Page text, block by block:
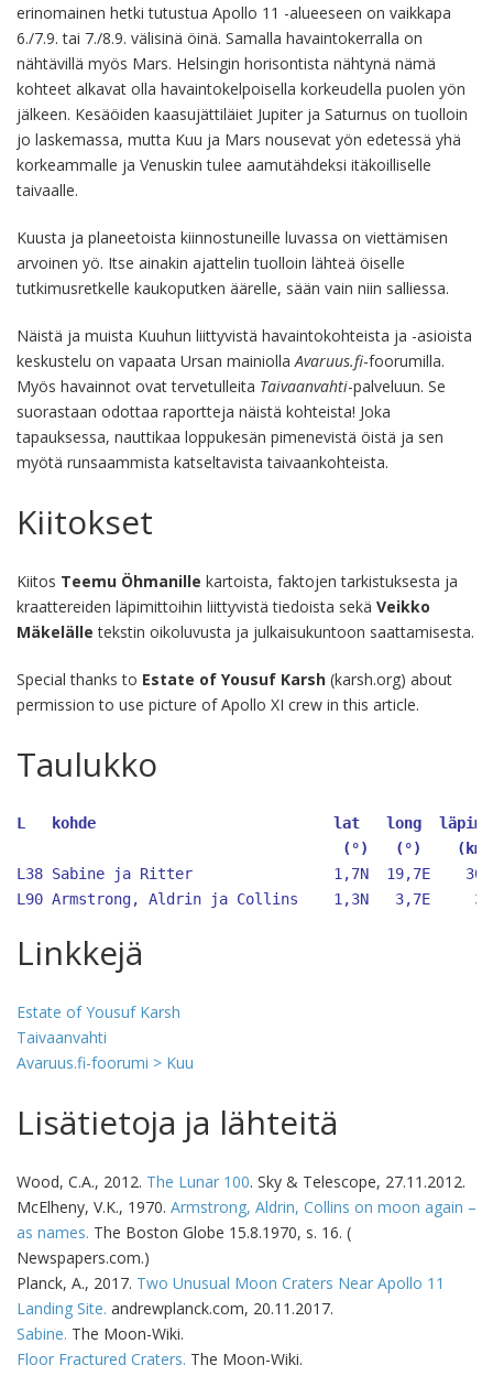
erinomainen hetki tutustua Apollo 11 -alueeseen on vaikkapa
6./7.9. tai 7./8.9. välisinä öinä. Samalla havaintokerralla on
nähtävillä myös Mars. Helsingin horisontista nähtynä nämä
kohteet alkavat olla havaintokelpoisella korkeudella puolen yön
jälkeen. Kesäöiden kaasujättiläiet Jupiter ja Saturnus on tuolloin
jo laskemassa, mutta Kuu ja Mars nousevat yön edetessä yhä
korkeammalle ja Venuskin tulee aamutähdeksi itäkoilliselle
taivaalle.
Kuusta ja planeetoista kiinnostuneille luvassa on viettämisen
arvoinen yö. Itse ainakin ajattelin tuolloin lähteä öiselle
tutkimusretkelle kaukoputken äärelle, sään vain niin salliessa.
Näistä ja muista Kuuhun liittyvistä havaintokohteista ja -asioista
keskustelu on vapaata Ursan mainiolla Avaruus.fi-foorumilla.
Myös havainnot ovat tervetulleita Taivaanvahti-palveluun. Se
suorastaan odottaa raportteja näistä kohteista! Joka
tapauksessa, nauttikaa loppukesän pimenevistä öistä ja sen
myötä runsaammista katseltavista taivaankohteista.
Kiitokset
Kiitos Teemu Öhmanille kartoista, faktojen tarkistuksesta ja
kraattereiden läpimittoihin liittyvistä tiedoista sekä Veikko
Mäkelälle tekstin oikoluvusta ja julkaisukuntoon saattamisesta.
Special thanks to Estate of Yousuf Karsh (karsh.org) about
permission to use picture of Apollo XI crew in this article.
Taulukko
L kohde lat   long
(°)   (°)    (km)
L38 Sabine ja Ritter
1,7N 19,7E
30
L90 Armstrong, Aldrin ja Collins    1,3N
3,7E 3
Linkkejä
Estate of Yousuf Karsh
Taivaanvahti
Avaruus.fi-foorumi > Kuu
Lisätietoja ja lähteitä
Wood, C.A., 2012. The Lunar 100. Sky & Telescope, 27.11.2012.
McElheny, V.K., 1970. Armstrong, Aldrin, Collins on moon again –
as names. The Boston Globe 15.8.1970, s. 16. (
Newspapers.com.)
Planck, A., 2017. Two Unusual Moon Craters Near Apollo 11
Landing Site. andrewplanck.com, 20.11.2017.
Sabine. The Moon-Wiki.
Floor Fractured Craters. The Moon-Wiki.